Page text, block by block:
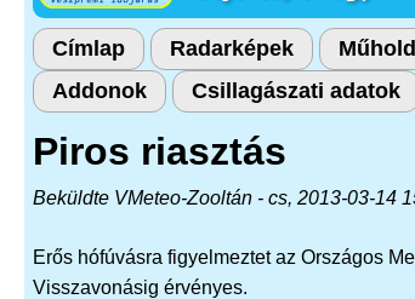
Címlap Radarképek
Addonok
Csillagászati adatok
Piros riasztás
Beküldte VMeteo-Zooltán- cs, 2013-03-14
Erős hófúvásra figyelmeztet az Országos
Visszavonásig érvényes.